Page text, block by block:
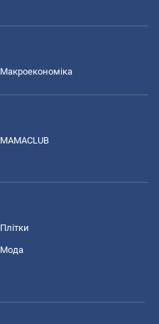
Макроекономіка
MAMACLUB
Плітки
Мода